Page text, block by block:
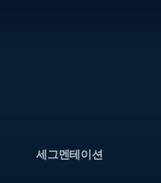
세그멘테이션